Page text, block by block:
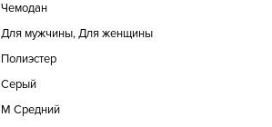
Чемодан
Для мужчины, Для женщины
Полиэстер
Серый
M Средний